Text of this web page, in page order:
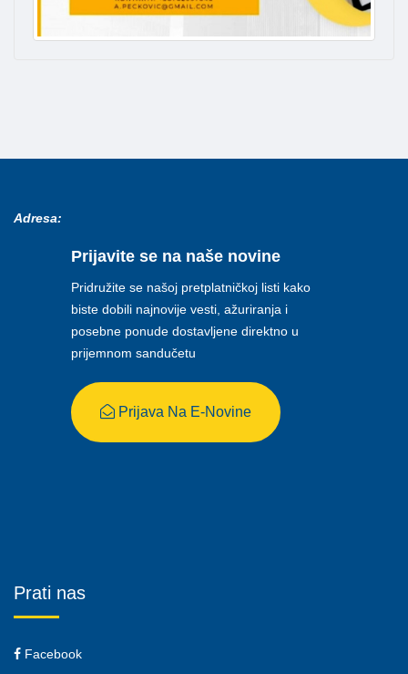
Adresa:
Prijavite se na naše novine
Pridružite se našoj pretplatničkoj listi kako
biste dobili najnovije vesti, ažuriranja i
posebne ponude dostavljene direktno u
prijemnom sandučetu
Prijava Na E-Novine
Prati nas
Facebook